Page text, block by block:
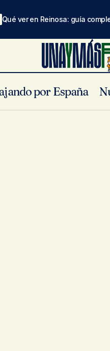
Qué ver en Reinosa: guía
por España